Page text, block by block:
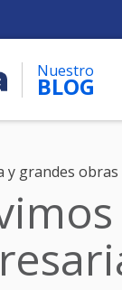
Nuestro
BLOG
y grandes obras